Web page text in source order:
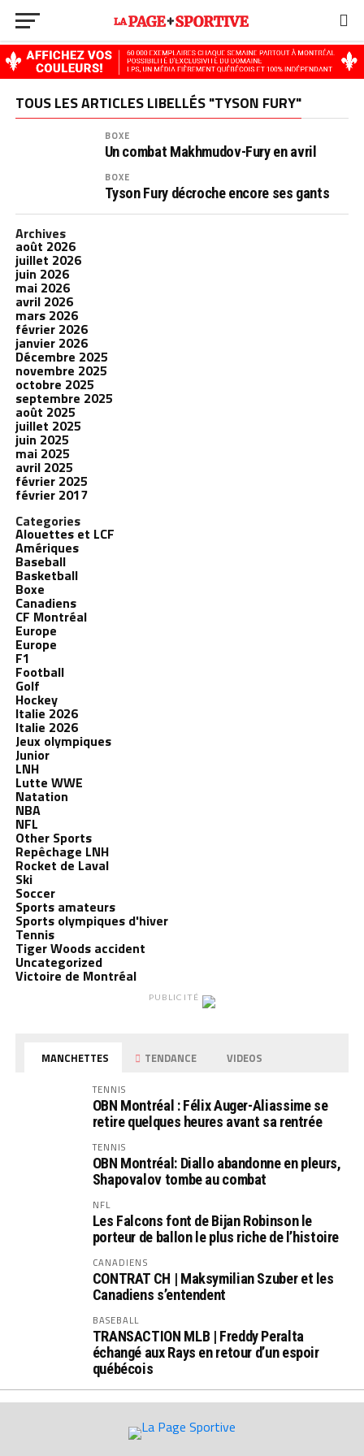
TOUS LES ARTICLES LIBELLÉS "TYSON FURY"
BOXE
Un combat Makhmudov-Fury en avril
BOXE
Tyson Fury décroche encore ses gants
Archives
août 2026
juillet 2026
juin 2026
mai 2026
avril 2026
mars 2026
février 2026
janvier 2026
Décembre 2025
novembre 2025
octobre 2025
septembre 2025
août 2025
juillet 2025
juin 2025
mai 2025
avril 2025
février 2025
février 2017
Categories
Alouettes et LCF
Amériques
Baseball
Basketball
Boxe
Canadiens
CF Montréal
Europe
Europe
F1
Football
Golf
Hockey
Italie 2026
Italie 2026
Jeux olympiques
Junior
LNH
Lutte WWE
Natation
NBA
NFL
Other Sports
Repêchage LNH
Rocket de Laval
Ski
Soccer
Sports amateurs
Sports olympiques d'hiver
Tennis
Tiger Woods accident
Uncategorized
Victoire de Montréal
PUBLICITÉ
MANCHETTES TENDANCE VIDEOS
TENNIS
OBN Montréal : Félix Auger-Aliassime se
retire quelques heures avant sa rentrée
TENNIS
OBN Montréal: Diallo abandonne en pleurs,
Shapovalov tombe au combat
NFL
Les Falcons font de Bijan Robinson le
porteur de ballon le plus riche de l’histoire
CANADIENS
CONTRAT CH | Maksymilian Szuber et les
Canadiens s’entendent
BASEBALL
TRANSACTION MLB | Freddy Peralta
échangé aux Rays en retour d’un espoir
québécois